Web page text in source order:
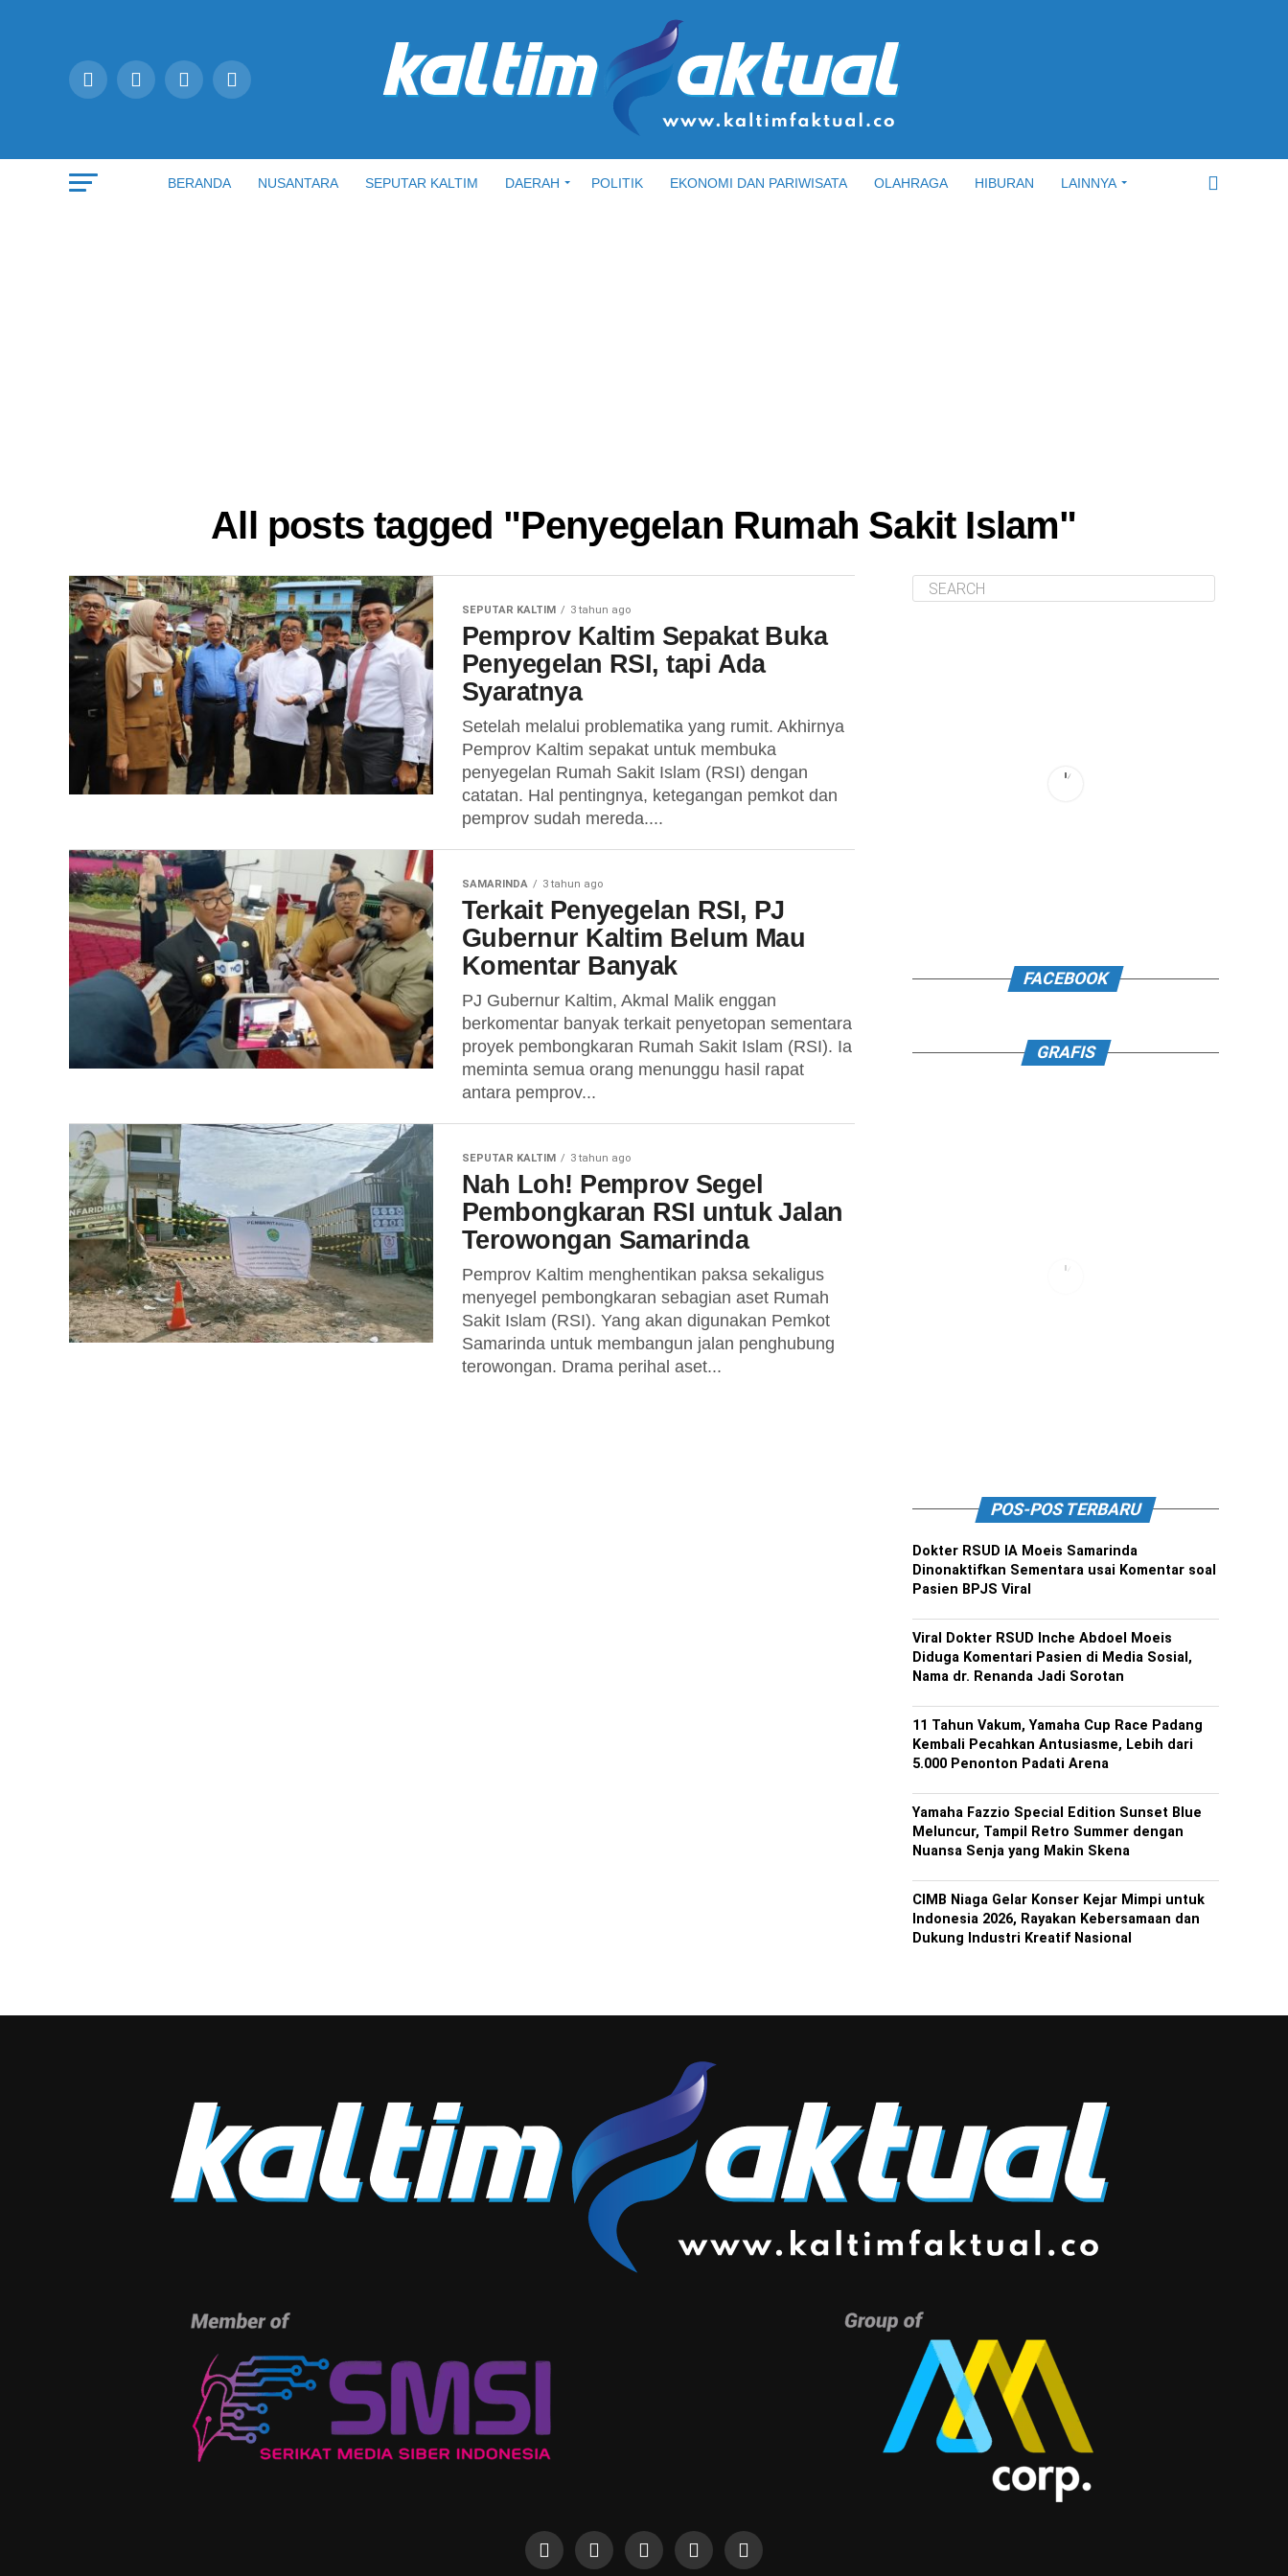
BERANDA NUSANTARA SEPUTAR KALTIM DAERAH POLITIK EKONOMI DAN PARIWISATA OLAHRAGA HIBURAN LAINNYA
All posts tagged "Penyegelan Rumah Sakit Islam"
SEPUTAR KALTIM 3 tahun ago
Pemprov Kaltim Sepakat Buka
Penyegelan RSI, tapi Ada
Syaratnya
Setelah melalui problematika yang rumit. Akhirnya
Pemprov Kaltim sepakat untuk membuka
penyegelan Rumah Sakit Islam (RSI) dengan
catatan. Hal pentingnya, ketegangan pemkot dan
pemprov sudah mereda....
SAMARINDA 3 tahun ago
Terkait Penyegelan RSI, PJ
Gubernur Kaltim Belum Mau
Komentar Banyak
PJ Gubernur Kaltim, Akmal Malik enggan
berkomentar banyak terkait penyetopan sementara
proyek pembongkaran Rumah Sakit Islam (RSI). Ia
meminta semua orang menunggu hasil rapat
antara pemprov...
SEPUTAR KALTIM 3 tahun ago
Nah Loh! Pemprov Segel
Pembongkaran RSI untuk Jalan
Terowongan Samarinda
Pemprov Kaltim menghentikan paksa sekaligus
menyegel pembongkaran sebagian aset Rumah
Sakit Islam (RSI). Yang akan digunakan Pemkot
Samarinda untuk membangun jalan penghubung
terowongan. Drama perihal aset...
FACEBOOK
GRAFIS
POS-POS TERBARU
Dokter RSUD IA Moeis Samarinda
Dinonaktifkan Sementara usai Komentar soal
Pasien BPJS Viral
Viral Dokter RSUD Inche Abdoel Moeis
Diduga Komentari Pasien di Media Sosial,
Nama dr. Renanda Jadi Sorotan
11 Tahun Vakum, Yamaha Cup Race Padang
Kembali Pecahkan Antusiasme, Lebih dari
5.000 Penonton Padati Arena
Yamaha Fazzio Special Edition Sunset Blue
Meluncur, Tampil Retro Summer dengan
Nuansa Senja yang Makin Skena
CIMB Niaga Gelar Konser Kejar Mimpi untuk
Indonesia 2026, Rayakan Kebersamaan dan
Dukung Industri Kreatif Nasional